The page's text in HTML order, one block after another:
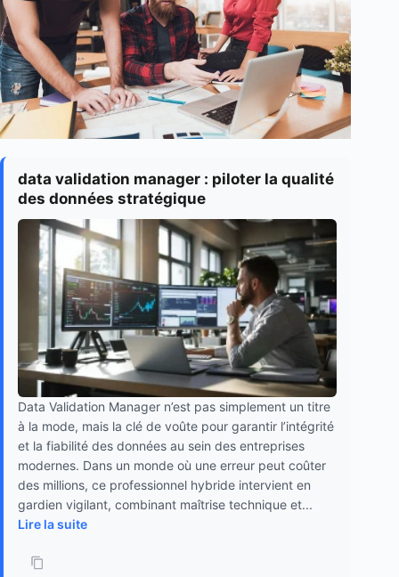
data validation manager : piloter la qualité
des données stratégique
Data Validation Manager n’est pas simplement un titre
à la mode, mais la clé de voûte pour garantir l’intégrité
et la fiabilité des données au sein des entreprises
modernes. Dans un monde où une erreur peut coûter
des millions, ce professionnel hybride intervient en
gardien vigilant, combinant maîtrise technique et...
Lire la suite